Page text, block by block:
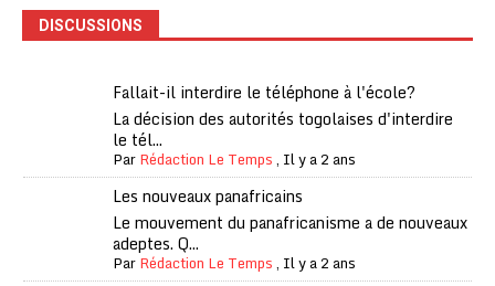
DISCUSSIONS
Fallait-il interdire le téléphone à l'école?
La décision des autorités togolaises d'interdire
le tél...
ParRédaction Le Temps, Il y a 2 ans
Les nouveaux panafricains
Le mouvement du panafricanisme a de nouveaux
adeptes. Q...
ParRédaction Le Temps, Il y a 2 ans